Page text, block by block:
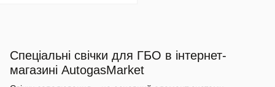
Спеціальні свічки для ГБО в інтернет-
магазині AutogasMarket